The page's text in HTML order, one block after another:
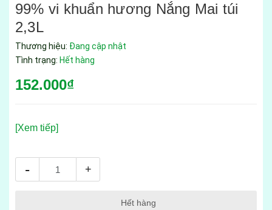
99% vi khuẩn hương Nắng Mai túi
2,3L
Thương hiệu: Đang cập nhật
Tình trạng: Hết hàng
152.000₫
[Xem tiếp]
- +
Hết hàng